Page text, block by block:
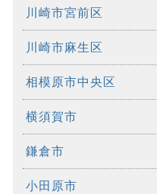
川崎市宮前区
川崎市麻生区
相模原市中央区
横須賀市
鎌倉市
小田原市